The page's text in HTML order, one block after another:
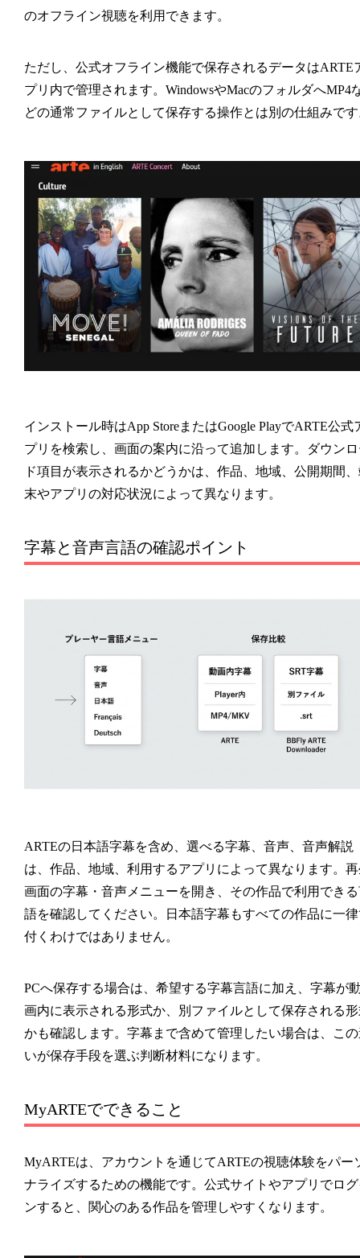
のオフライン視聴を利用できます。
ただし、公式オフライン機能で保存されるデータはARTE
プリ内で管理されます。WindowsやMacのフォルダへMP4
どの通常ファイルとして保存する操作とは別の仕組みで
インストール時はApp StoreまたはGoogle PlayでARTE公式
プリを検索し、画面の案内に沿って追加します。ダウン
ド項目が表示されるかどうかは、作品、地域、公開期間
末やアプリの対応状況によって異なります。
字幕と音声言語の確認ポイント
ARTEの日本語字幕を含め、選べる字幕、音声、音声解説
は、作品、地域、利用するアプリによって異なります。
画面の字幕・音声メニューを開き、その作品で利用でき
語を確認してください。日本語字幕もすべての作品に一
付くわけではありません。
PCへ保存する場合は、希望する字幕言語に加え、字幕が
画内に表示される形式か、別ファイルとして保存される
かも確認します。字幕まで含めて管理したい場合は、こ
いが保存手段を選ぶ判断材料になります。
MyARTEでできること
MyARTEは、アカウントを通じてARTEの視聴体験をパー
ナライズするための機能です。公式サイトやアプリでロ
ンすると、関心のある作品を管理しやすくなります。